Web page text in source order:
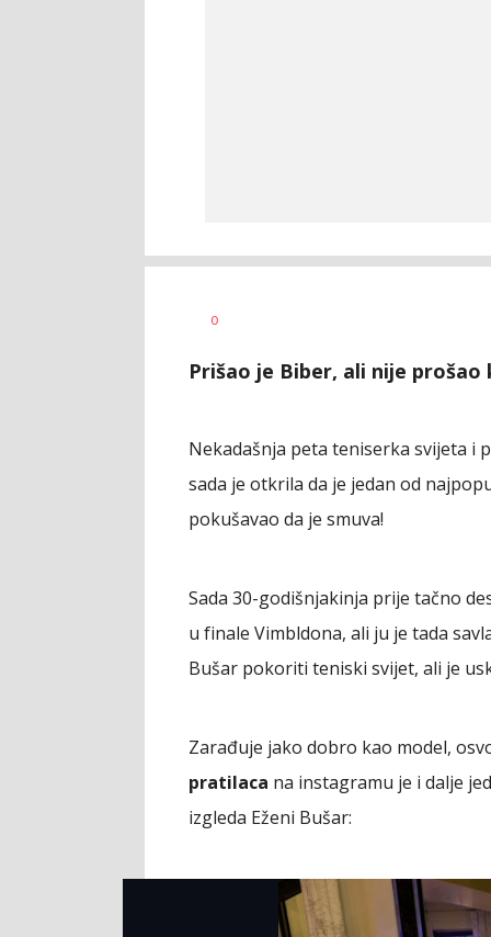
AUTOR
0
Prišao je Biber, ali nije
Nekadašnja peta teniserka svijeta i
sada je otkrila da je jedan od
pokušavao da je smuva!
Sada 30-godišnjakinja prije tačno
u finale Vimbldona, ali ju je tada
Bušar pokoriti teniski svijet, ali je
Zarađuje jako dobro kao model,
pratilaca na instagramu je i dalje
izgleda Eženi Bušar: